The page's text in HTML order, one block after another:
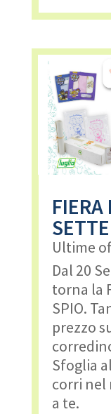
FIERA
Ultime
Dal 20
torna la
SPIO.
prezzo
Sfoglia
corri nel
a te.